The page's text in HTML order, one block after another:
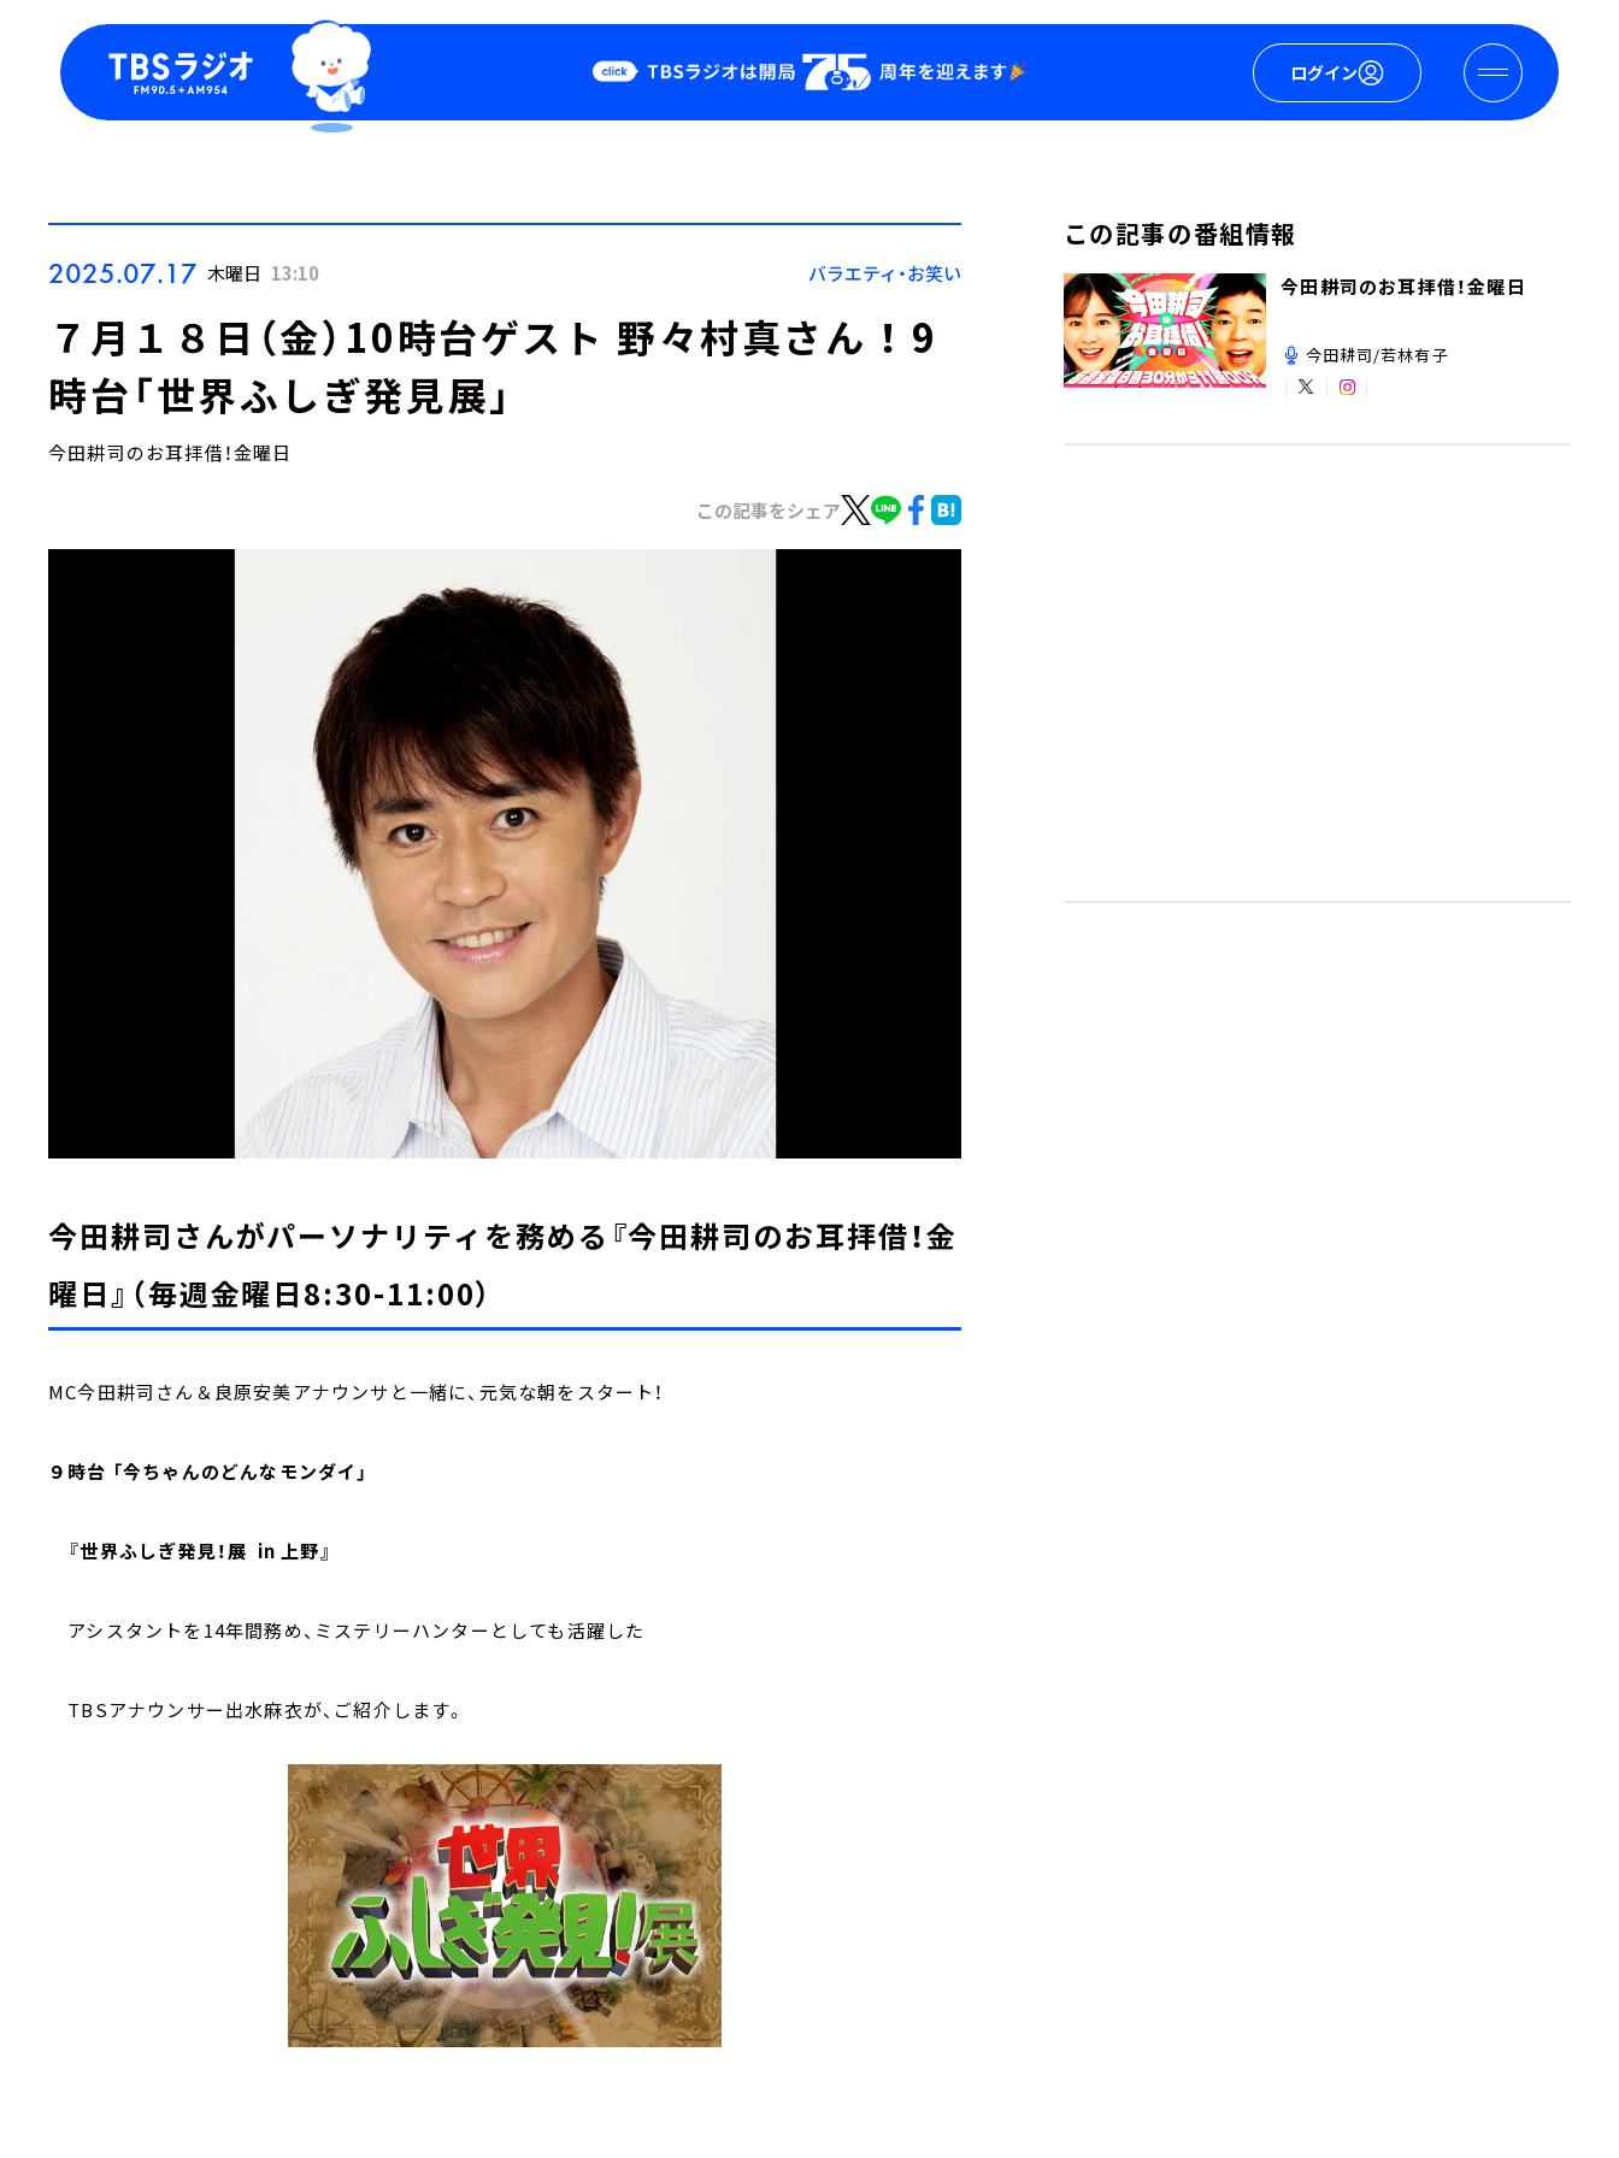
ログイン
Podcast
YouTube
会社情報
2025.07.17 木曜日 13:10 バラエティ・お笑い
７月１８日（金）10時台ゲスト 野々村真さん ！ 9
時台「世界ふしぎ発見展」
今田耕司のお耳拝借！金曜日
この記事をシェア
今田耕司さんがパーソナリティを務める『今田耕司のお耳拝借！金
曜日』（毎週金曜日8:30-11:00）
MC今田耕司さん＆良原安美アナウンサと一緒に、元気な朝をスタート！
９時台 「今ちゃんのどんなモンダイ」
『世界ふしぎ発見！展 in 上野』
アシスタントを14年間務め、ミステリーハンターとしても活躍した
TBSアナウンサー出水麻衣が、ご紹介します。
この記事の番組情報
今田耕司のお耳拝借！金曜日
今田耕司/若林有子